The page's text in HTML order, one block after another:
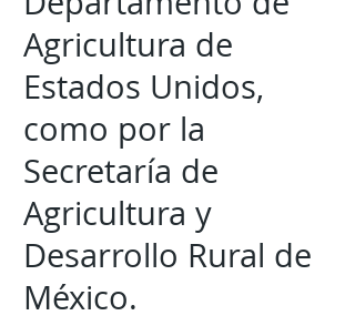
Agricultura de
Estados Unidos,
como por la
Secretaría de
Agricultura y
Desarrollo Rural de
México.